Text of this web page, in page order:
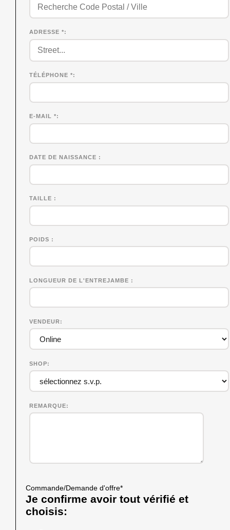
ADRESSE *
TÉLÉPHONE *
E-MAIL *
DATE DE NAISSANCE
TAILLE
POIDS
LONGUEUR DE L'ENTREJAMBE
VENDEUR
SHOP
REMARQUE
Commande/Demande d'offre*
Je confirme avoir tout vérifié et
choisis: